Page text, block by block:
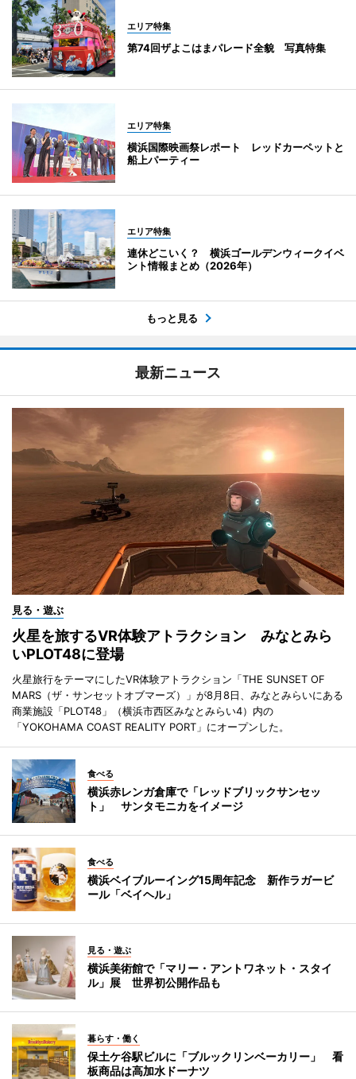
エリア特集
第74回ザよこはまパレード全貌 写真特集
エリア特集
横浜国際映画祭レポート レッドカーペットと
船上パーティー
エリア特集
連休どこいく？ 横浜ゴールデンウィークイベ
ント情報まとめ（2026年）
もっと見る
最新ニュース
見る・遊ぶ
火星を旅するVR体験アトラクション みなとみら
いPLOT48に登場
火星旅行をテーマにしたVR体験アトラクション「THE SUNSET OF
MARS（ザ・サンセットオブマーズ）」が8月8日、みなとみらいにある
商業施設「PLOT48」（横浜市西区みなとみらい4）内の
「YOKOHAMA COAST REALITY PORT」にオープンした。
食べる
横浜赤レンガ倉庫で「レッドブリックサンセッ
ト」 サンタモニカをイメージ
食べる
横浜ベイブルーイング15周年記念 新作ラガービ
ール「ベイヘル」
見る・遊ぶ
横浜美術館で「マリー・アントワネット・スタイ
ル」展 世界初公開作品も
暮らす・働く
保土ケ谷駅ビルに「ブルックリンベーカリー」 看
板商品は高加水ドーナツ